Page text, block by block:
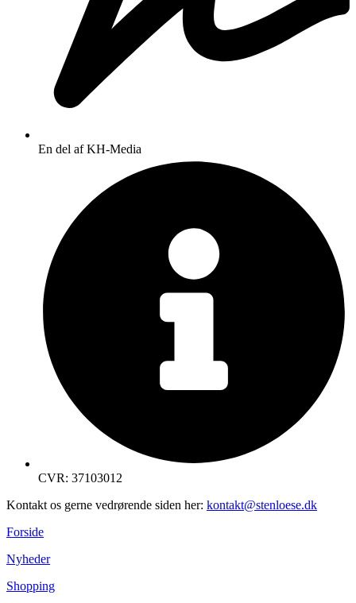
En del af KH-Media
CVR: 37103012
Kontakt os gerne vedrørende siden her: kontakt@stenloese.dk
Forside
Nyheder
Shopping